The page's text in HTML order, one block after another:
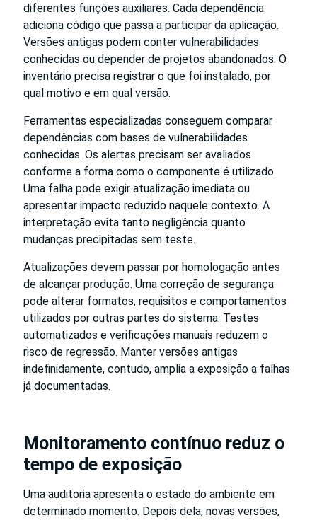
diferentes funções auxiliares. Cada dependência
adiciona código que passa a participar da aplicação.
Versões antigas podem conter vulnerabilidades
conhecidas ou depender de projetos abandonados. O
inventário precisa registrar o que foi instalado, por
qual motivo e em qual versão.
Ferramentas especializadas conseguem comparar
dependências com bases de vulnerabilidades
conhecidas. Os alertas precisam ser avaliados
conforme a forma como o componente é utilizado.
Uma falha pode exigir atualização imediata ou
apresentar impacto reduzido naquele contexto. A
interpretação evita tanto negligência quanto
mudanças precipitadas sem teste.
Atualizações devem passar por homologação antes
de alcançar produção. Uma correção de segurança
pode alterar formatos, requisitos e comportamentos
utilizados por outras partes do sistema. Testes
automatizados e verificações manuais reduzem o
risco de regressão. Manter versões antigas
indefinidamente, contudo, amplia a exposição a falhas
já documentadas.
Monitoramento contínuo reduz o
tempo de exposição
Uma auditoria apresenta o estado do ambiente em
determinado momento. Depois dela, novas versões,